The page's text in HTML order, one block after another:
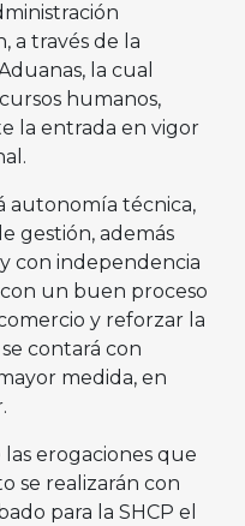
a través de la
la cual
humanos,
la entrada en vigor
autonomía técnica,
gestión, además
con independencia
un buen proceso
y reforzar la
contará con
medida, en
las erogaciones que
se realizarán con
para la SHCP el